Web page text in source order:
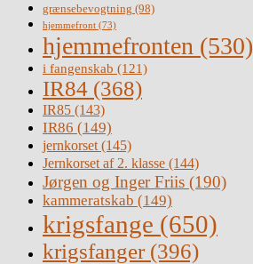
grænsebevogtning (98)
hjemmefront (73)
hjemmefronten (530)
i fangenskab (121)
IR84 (368)
IR85 (143)
IR86 (149)
jernkorset(145)
Jernkorset af 2. klasse (144)
Jørgen og Inger Friis (190)
kammeratskab (149)
krigsfange (650)
krigsfanger (396)